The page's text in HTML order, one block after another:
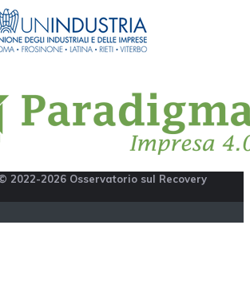
2022-2026 Osservatorio sul Recovery